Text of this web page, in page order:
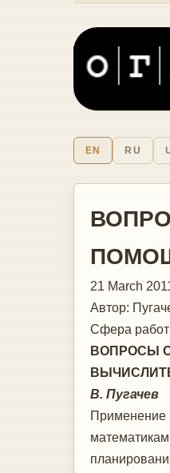
EN RU
21 March
Автор:
Сфера
ВОПРОСЫ
В. Пугачев
Применение